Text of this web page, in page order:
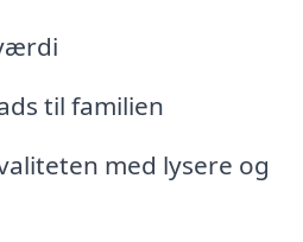
til familien
med lysere og